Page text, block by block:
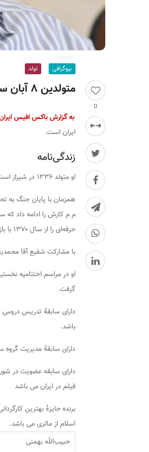
0
بیوگرافی تولد
متولدین ۸ آبان سینما ، تئاتر و موسیقی؛ حبیب‌الله بهمنی
به گزارش باکس افیس
ایران است.
زندگی‌نامه
او متولد ۱۳۳۶ در شیراز است. او دارای مدرک لیسانس کارگردانی سینما و فوق لیسانس ادبیات نمایشی می‌باشد.
م م کارش را ادامه داد که
حرفه‌ای را از سال ۱۳۷۰ با بازی در فیلم وصل نیکان شروع کرد.
با مشارکت شفیع آقا
گرفت.
دارای سابقۀ تدریس دروس
باشد.
دارای سابقۀ مدیریت
دارای سابقه عضویت در
فیلم در ایران می باشد
برنده جایزۀ بهترین
اسلام از مالزی می باشد.
حبیب‌الله بهمنی